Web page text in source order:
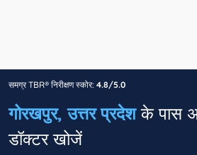
समग्र TBR® निरीक्षण स्कोर: 4.8/5.0
गोरखपुर, उत्तर प्रदेशके पास
डॉक्टर खोजें